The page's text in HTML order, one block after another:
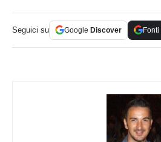
Seguici su Google Discover Fonti